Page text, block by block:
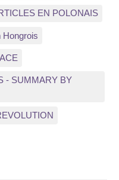
EN POLONAIS
Hongrois
- SUMMARY BY